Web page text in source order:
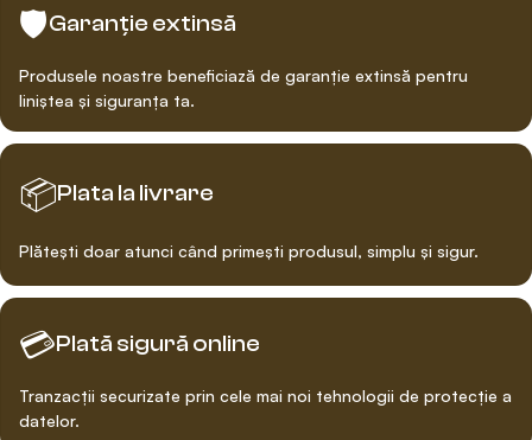
🛡️Garanție extinsă
Produsele noastre beneficiază de garanție extinsă pentru
liniștea și siguranța ta.
📦Plata la livrare
Plătești doar atunci când primești produsul, simplu și sigur.
💳Plată sigură online
Tranzacții securizate prin cele mai noi tehnologii de protecție a
datelor.